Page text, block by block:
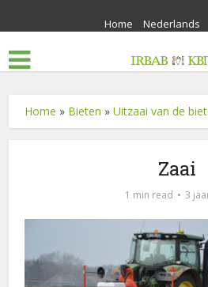
Home Nederlands
Home » Bieten »Uitzaai van de
Zaai
1 min read 3